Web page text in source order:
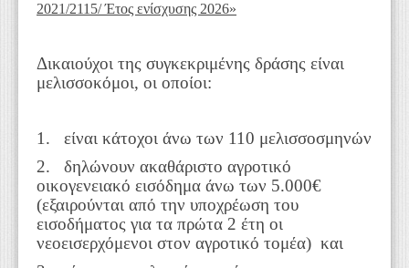
2021/2115/ Έτος ενίσχυσης 2026»
Δικαιούχοι της συγκεκριμένης δράσης είναι
μελισσοκόμοι, οι οποίοι:
1. είναι κάτοχοι άνω των 110 μελισσοσμηνών
2. δηλώνουν ακαθάριστο αγροτικό
οικογενειακό εισόδημα άνω των 5.000€
(εξαιρούνται από την υποχρέωση του
εισοδήματος για τα πρώτα 2 έτη οι
νεοεισερχόμενοι στον αγροτικό τομέα) και